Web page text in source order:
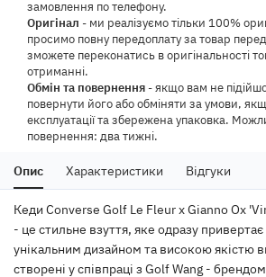
замовлення по телефону.
Оригінал - ми реалізуємо тільки 100%
просимо повну передоплату за товар
зможете переконатись в оригінальності
отриманні.
Обмін та повернення - якщо вам не
повернути його або обміняти за умови,
експлуатації та збережена упаковка.
повернення: два тижні.
Опис Характеристики Відгуки
Кеди Converse Golf Le Fleur x Gianno Ox
- це стильне взуття, яке одразу привертає
унікальним дизайном та високою якістю
створені у співпраці з Golf Wang -